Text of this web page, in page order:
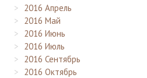
2016 Апрель
2016 Май
2016 Июнь
2016 Июль
2016 Сентябрь
2016 Октябрь